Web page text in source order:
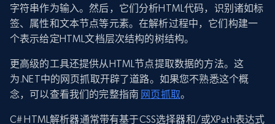
字符串作为输入。然后，它们分析HTML代码，识别诸如标
签、属性和文本节点等元素。在解析过程中，它们构建一
个表示给定HTML文档层次结构的树结构。
更高级的工具还提供从HTML节点提取数据的方法。这
为.NET中的网页抓取开辟了道路。如果您不熟悉这个概
念，可以查看我们的完整指南 网页抓取。
C# HTML解析器通常带有基于CSS选择器和/或XPath表达式